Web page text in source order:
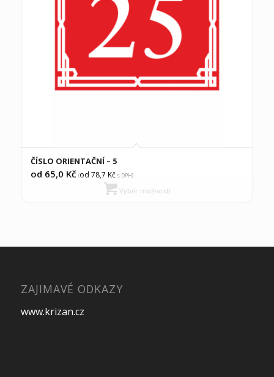
ČÍSLO ORIENTAČNÍ – 5
od 65,0 Kč (od 78,7 Kčs DPH)
Výběr možností
ZAJIMAVÉ ODKAZY
www.krizan.cz